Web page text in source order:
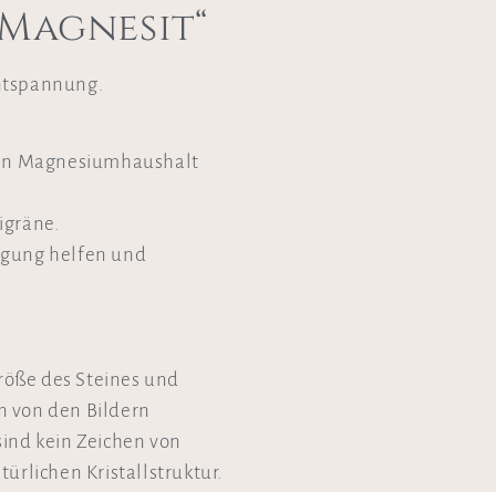
Magnesiumhaushalt
helfen und
des Steines und
von den Bildern
kein Zeichen von
Kristallstruktur.